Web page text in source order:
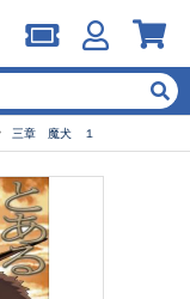
三章 魔犬 １